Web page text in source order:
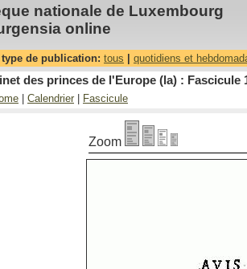
nationale de Luxembourg
online
de publication: tous quotidiens et
des princes de l'Europe (la) : Fascicule
Calendrier Fascicule
Zoom